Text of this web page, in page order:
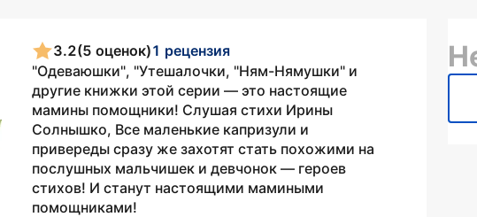
3.2(5 оценок)1 рецензия
"Одеваюшки", "Утешалочки, "Ням-Нямушки" и
другие книжки этой серии — это настоящие
мамины помощники! Слушая стихи Ирины
Солнышко, Все маленькие капризули и
привереды сразу же захотят стать похожими на
послушных мальчишек и девчонок — героев
стихов! И станут настоящими мамиными
помощниками!